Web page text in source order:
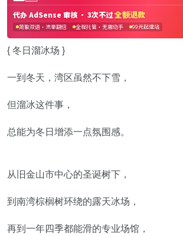
{ 冬日溜冰场 }
一到冬天，湾区虽然不下雪，
但溜冰这件事，
总能为冬日增添一点氛围感。
从旧金山市中心的圣诞树下，
到南湾棕榈树环绕的露天冰场，
再到一年四季都能滑的专业场馆，